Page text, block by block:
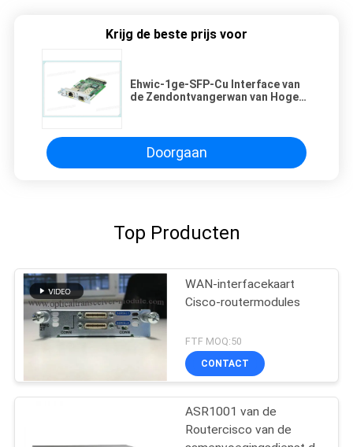
Krijg de beste prijs voor
Ehwic-1ge-SFP-Cu Interface van
de Zendontvangerwan van Hoge
Doorgaan
Top Producten
WAN-interfacekaart
Cisco-routermodules
FTF MOQ:50
CONTACT
ASR1001 van de
Routercisco van de